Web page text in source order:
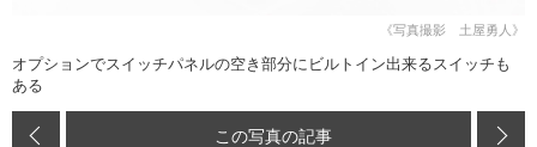
《写真撮影 土屋勇人》
オプションでスイッチパネルの空き部分にビルトイン出来るスイッチも
ある
この写真の記事